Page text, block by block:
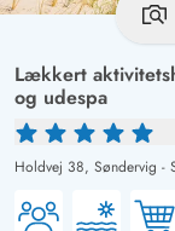
Lækkert
og udespa
Holdvej 38, Søndervig -